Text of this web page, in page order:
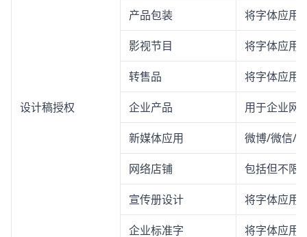
设计稿授权
产品包装 将字体应用
影视节目 将字体应用
转售品 将字体应用
企业产品 用于企业网
新媒体应用 微博/微信/
网络店铺 包括但不限
宣传册设计 将字体应用
企业标准字 将字体应用